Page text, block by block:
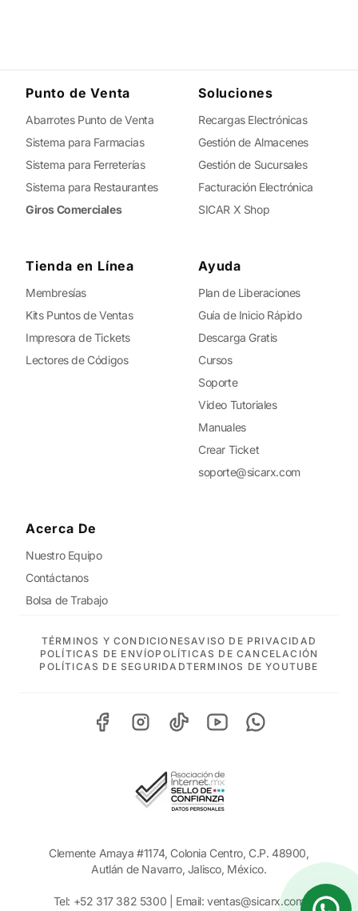
Punto de Venta
Abarrotes Punto de Venta
Sistema para Farmacias
Sistema para Ferreterías
Sistema para Restaurantes
Giros Comerciales
Soluciones
Recargas Electrónicas
Gestión de Almacenes
Gestión de Sucursales
Facturación Electrónica
SICAR X Shop
Tienda en Línea
Membresías
Kits Puntos de Ventas
Impresora de Tickets
Lectores de Códigos
Ayuda
Plan de Liberaciones
Guía de Inicio Rápido
Descarga Gratis
Cursos
Soporte
Video Tutoriales
Manuales
Crear Ticket
soporte@sicarx.com
Acerca De
Nuestro Equipo
Contáctanos
Bolsa de Trabajo
TÉRMINOS Y CONDICIONESAVISO DE PRIVACIDAD
POLÍTICAS DE ENVÍOPOLÍTICAS DE CANCELACIÓN
POLÍTICAS DE SEGURIDADTERMINOS DE YOUTUBE
Clemente Amaya #1174, Colonia Centro, C.P. 48900,
Autlán de Navarro, Jalisco, México.
Tel: +52 317 382 5300 | Email:ventas@sicarx.com